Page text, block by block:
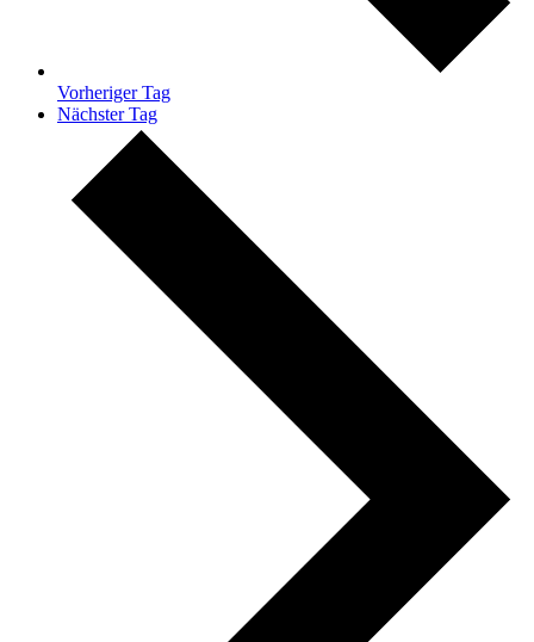
Vorheriger Tag
Nächster Tag